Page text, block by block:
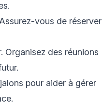
vous de réserver
des réunions
pour aider à gérer